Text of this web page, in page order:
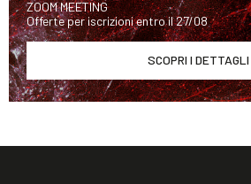
ZOOM MEETING
Offerte per iscrizioni entro il 27/08
SCOPRI I DETTAGLI